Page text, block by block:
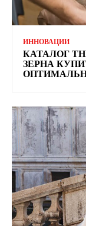
ИННОВАЦИИ
КАТАЛОГ
ЗЕРНА